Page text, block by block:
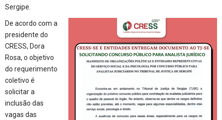
Sergipe.
De acordo com a
presidente do
CRESS, Dora
Rosa, o objetivo
do requerimento
coletivo é
solicitar a
inclusão das
vagas das